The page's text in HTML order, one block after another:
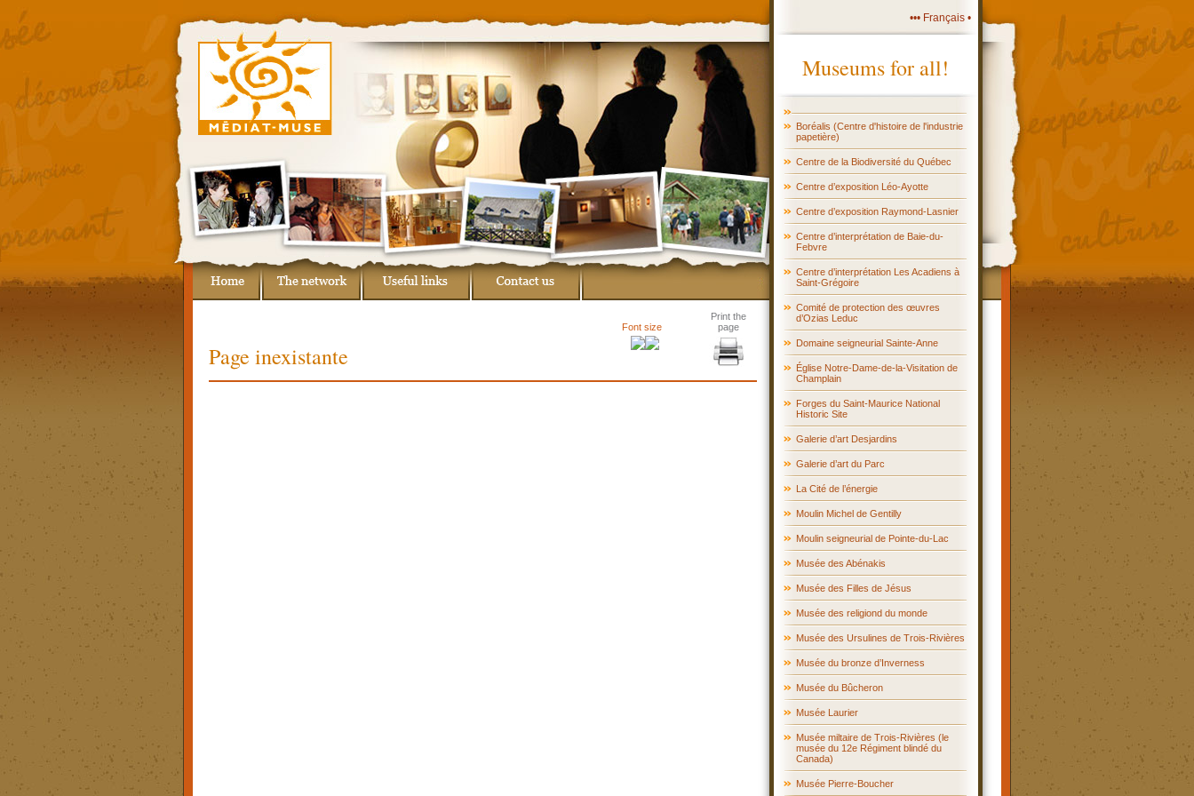
••• Français •
Museums for all!
Boréalis (Centre d'histoire de l'industrie
papetière)
Centre de la Biodiversité du Québec
Centre d’exposition Léo-Ayotte
Centre d’exposition Raymond-Lasnier
Centre d’interprétation de Baie-du-
Febvre
Centre d’interprétation Les Acadiens à
Saint-Grégoire
Comité de protection des œuvres
d’Ozias Leduc
Domaine seigneurial Sainte-Anne
Église Notre-Dame-de-la-Visitation de
Champlain
Forges du Saint-Maurice National
Historic Site
Galerie d’art Desjardins
Galerie d’art du Parc
La Cité de l’énergie
Moulin Michel de Gentilly
Moulin seigneurial de Pointe-du-Lac
Musée des Abénakis
Musée des Filles de Jésus
Musée des religiond du monde
Musée des Ursulines de Trois-Rivières
Musée du bronze d’Inverness
Musée du Bûcheron
Musée Laurier
Musée miltaire de Trois-Rivières (le
musée du 12e Régiment blindé du
Canada)
Musée Pierre-Boucher
Print the
page
Font size
Page inexistante